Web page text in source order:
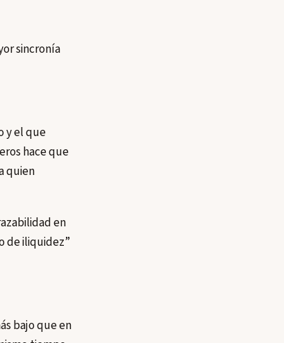
sincronía
y el que
hace que
quien
en
de iliquidez”
bajo que en